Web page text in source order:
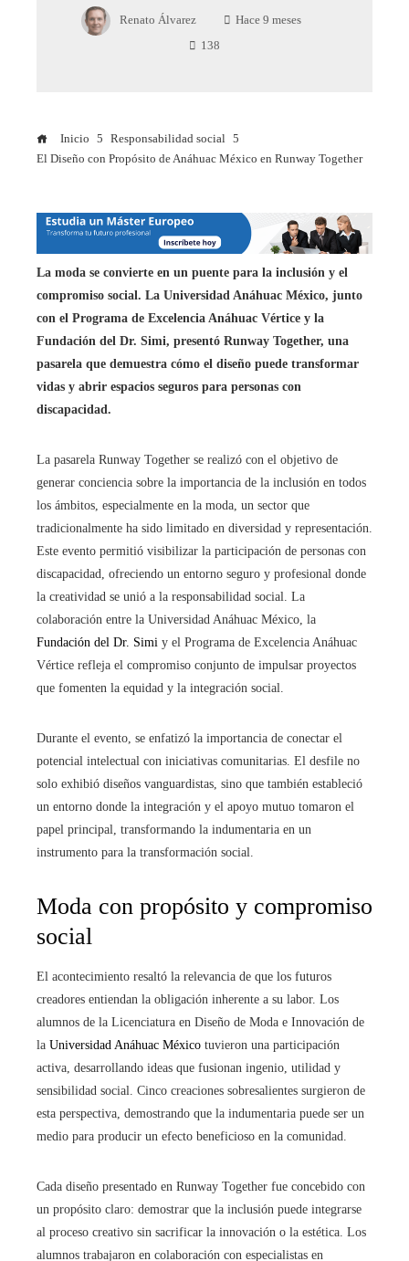
Renato Álvarez Hace 9 meses
138
Inicio
Responsabilidad social
El Diseño con Propósito de Anáhuac México en Runway Together
La moda se convierte en un puente para la inclusión y el
compromiso social. La Universidad Anáhuac México, junto
con el Programa de Excelencia Anáhuac Vértice y la
Fundación del Dr. Simi, presentó Runway Together, una
pasarela que demuestra cómo el diseño puede transformar
vidas y abrir espacios seguros para personas con
discapacidad.
La pasarela Runway Together se realizó con el objetivo de
generar conciencia sobre la importancia de la inclusión en todos
los ámbitos, especialmente en la moda, un sector que
tradicionalmente ha sido limitado en diversidad y representación.
Este evento permitió visibilizar la participación de personas con
discapacidad, ofreciendo un entorno seguro y profesional donde
la creatividad se unió a la responsabilidad social. La
colaboración entre la Universidad Anáhuac México, la
Fundación del Dr. Simi y el Programa de Excelencia Anáhuac
Vértice refleja el compromiso conjunto de impulsar proyectos
que fomenten la equidad y la integración social.
Durante el evento, se enfatizó la importancia de conectar el
potencial intelectual con iniciativas comunitarias. El desfile no
solo exhibió diseños vanguardistas, sino que también estableció
un entorno donde la integración y el apoyo mutuo tomaron el
papel principal, transformando la indumentaria en un
instrumento para la transformación social.
Moda con propósito y compromiso
social
El acontecimiento resaltó la relevancia de que los futuros
creadores entiendan la obligación inherente a su labor. Los
alumnos de la Licenciatura en Diseño de Moda e Innovación de
la Universidad Anáhuac México tuvieron una participación
activa, desarrollando ideas que fusionan ingenio, utilidad y
sensibilidad social. Cinco creaciones sobresalientes surgieron de
esta perspectiva, demostrando que la indumentaria puede ser un
medio para producir un efecto beneficioso en la comunidad.
Cada diseño presentado en Runway Together fue concebido con
un propósito claro: demostrar que la inclusión puede integrarse
al proceso creativo sin sacrificar la innovación o la estética. Los
alumnos trabajaron en colaboración con especialistas en